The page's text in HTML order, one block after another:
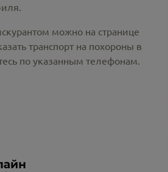
можно на странице
транспорт на похороны в
по указанным телефонам.